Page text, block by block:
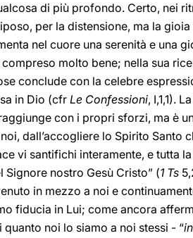
di più profondo. Certo, nei
per la distensione, ma la
nel cuore una serenità e una
molto bene; nella sua
conclude con la celebre
in Dio (cfr Le Confessioni, I,1,1).
con i propri sforzi, ma è
dall’accogliere lo Spirito Santo
vi santifichi interamente, e tutta
nostro Gesù Cristo” (1 Ts
in mezzo a noi e
fiducia in Lui; come ancora
noi lo siamo a noi stessi - “